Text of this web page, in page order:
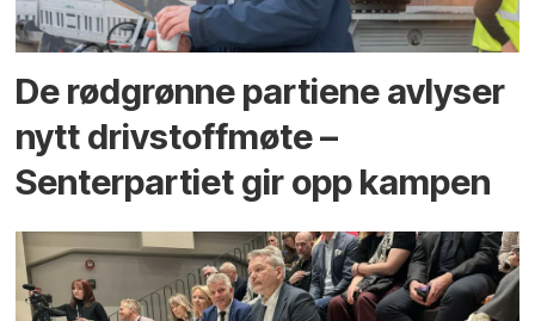
De rødgrønne partiene avlyser
nytt drivstoffmøte –
Senterpartiet gir opp kampen